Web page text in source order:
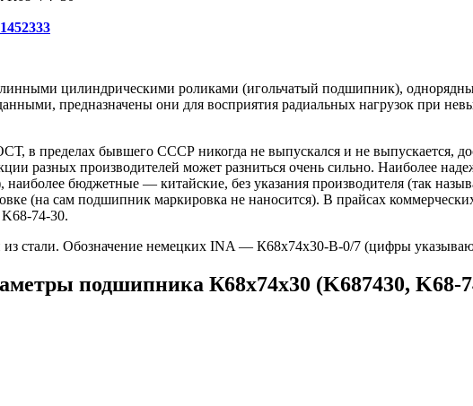
цилиндрическими роликами (игольчатый подшипник),
предназначены они для восприятия радиальных нагрузок при
в пределах бывшего СССР никогда не выпускался и не выпускается,
разных производителей может разниться очень сильно. Наиболее
наиболее бюджетные — китайские, без указания производителя (так
(на сам подшипник маркировка не наносится). В прайсах
74-30.
из стали. Обозначение немецких INA — К68х74х30-B-0/7 (цифры
подшипника К68х74х30 (K687430, K68-